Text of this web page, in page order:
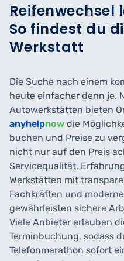
So findest du
Werkstatt
Die Suche nach einem
heute einfacher denn je.
Autowerkstätten bieten
anyhelpnow die
buchen und Preise zu
nicht nur auf den Preis
Servicequalität,
Werkstätten mit
Fachkräften und
gewährleisten sichere
Viele Anbieter erlauben
Terminbuchung, sodass
Telefonmarathon sofort